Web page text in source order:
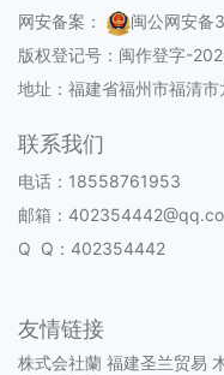
网安备案：
闽公网安
版权登记号： 闽作登字-
地址：福建省福州市福清
联系我们
电话：18558761953
邮箱：
Q Q：402354442
友情链接
株式会社蘭 福建圣兰贸易